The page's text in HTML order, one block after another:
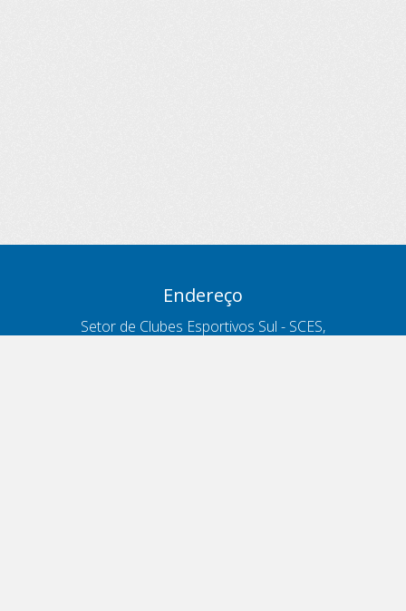
Endereço
Setor de Clubes Esportivos Sul - SCES,